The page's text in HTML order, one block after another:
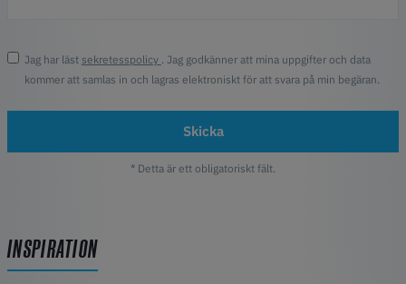
Jag har läst sekretesspolicy . Jag godkänner att mina uppgifter och data
kommer att samlas in och lagras elektroniskt för att svara på min begäran.
Skicka
* Detta är ett obligatoriskt fält.
INSPIRATION